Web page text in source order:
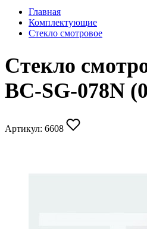
Главная
Комплектующие
Стекло смотровое
Стекло
BC-SG-078N
Артикул: 6608